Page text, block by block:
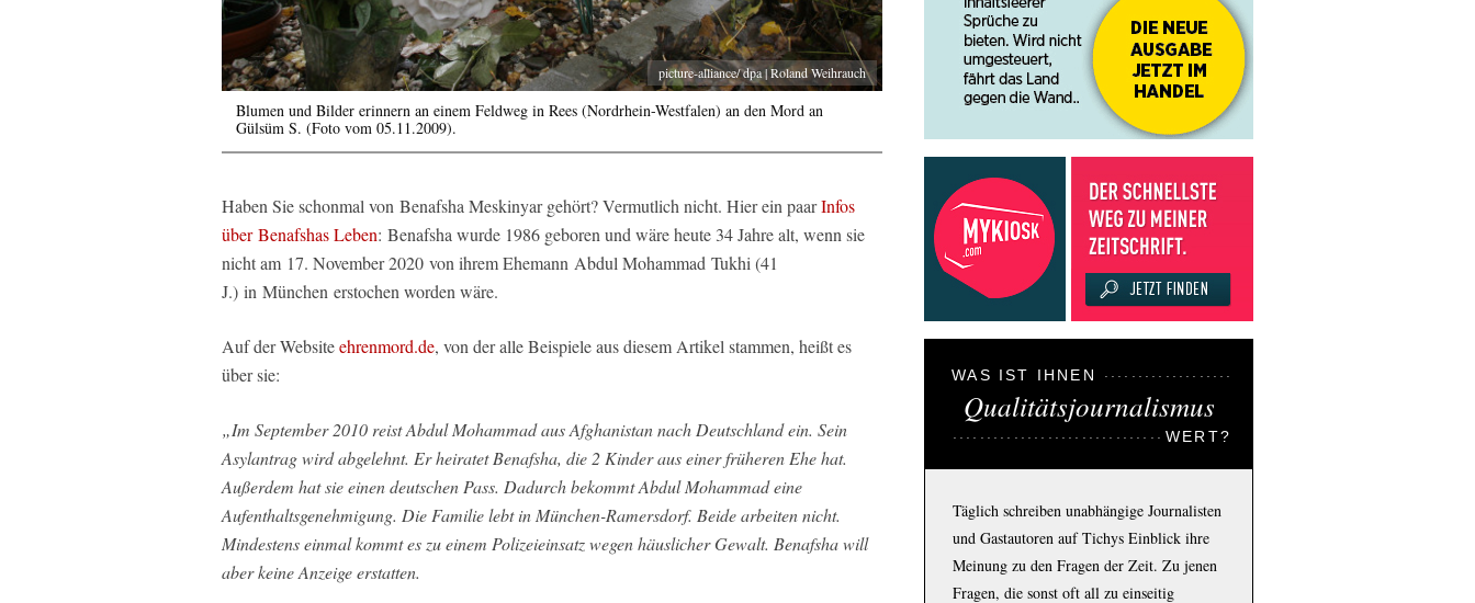
picture-alliance/ dpa | Roland Weihrauch
Blumen und Bilder erinnern an einem Feldweg in Rees (Nordrhein-Westfalen) an den Mord an
Gülsüm S. (Foto vom 05.11.2009).
Haben Sie schonmal von Benafsha Meskinyar gehört? Vermutlich nicht. Hier ein paarInfos
über Benafshas Leben: Benafsha wurde 1986 geboren und wäre heute 34 Jahre alt, wenn sie
nicht am 17. November 2020 von ihrem Ehemann Abdul Mohammad Tukhi (41
J.) in München erstochen worden wäre.
Auf der Websiteehrenmord.de, von der alle Beispiele aus diesem Artikel stammen, heißt es
über sie:
„Im September 2010 reist Abdul Mohammad aus Afghanistan nach Deutschland ein. Sein
Asylantrag wird abgelehnt. Er heiratet Benafsha, die 2 Kinder aus einer früheren Ehe hat.
Außerdem hat sie einen deutschen Pass. Dadurch bekommt Abdul Mohammad eine
Aufenthaltsgenehmigung. Die Familie lebt in München-Ramersdorf. Beide arbeiten nicht.
Mindestens einmal kommt es zu einem Polizeieinsatz wegen häuslicher Gewalt. Benafsha will
aber keine Anzeige erstatten.
WAS IST IHNEN
Qualitätsjournalismus
WERT?
Täglich schreiben unabhängige Journalisten
und Gastautoren auf Tichys Einblick ihre
Meinung zu den Fragen der Zeit. Zu jenen
Fragen, die sonst oft all zu einseitig